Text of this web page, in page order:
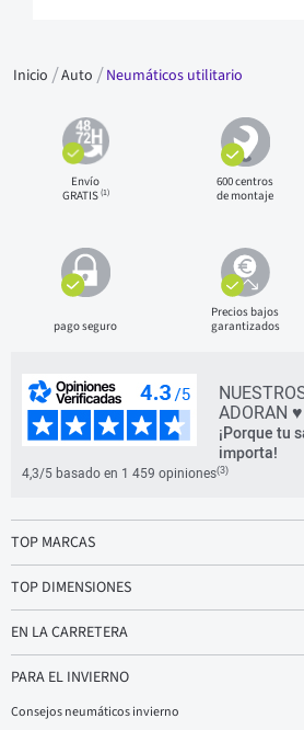
Inicio Auto Neumáticos utilitario
Envío
GRATIS(1)
600 centros
de montaje
pago seguro
Precios bajos
garantizados
ADORAN ♥
¡Porque tu
importa!
4,3/5 basado en 1 459 opiniones(3)
TOP MARCAS
TOP DIMENSIONES
EN LA CARRETERA
PARA EL INVIERNO
Consejos neumáticos invierno